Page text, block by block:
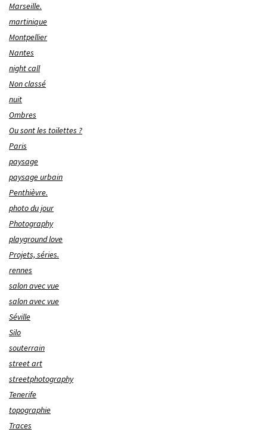
Marseille.
martinique
Montpellier
Nantes
night call
Non classé
nuit
Ombres
Ou sont les toilettes ?
Paris
paysage
paysage urbain
Penthièvre.
photo du jour
Photography
playground love
Projets, séries.
rennes
salon avec vue
salon avec vue
Séville
Silo
souterrain
street art
streetphotography
Tenerife
topographie
Traces